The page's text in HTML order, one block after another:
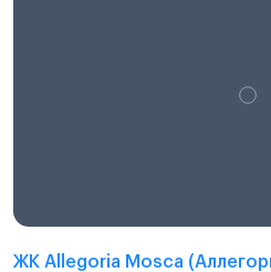
ЖК Allegoria Mosca